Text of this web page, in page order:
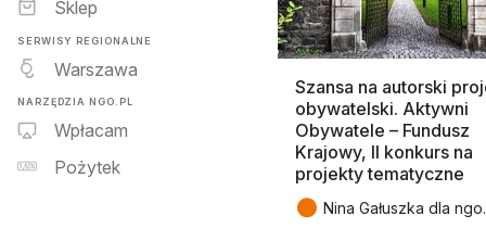
Sklep
SERWISY REGIONALNE
Warszawa
NARZĘDZIA NGO.PL
Wpłacam
Pożytek
Szansa na autorski
obywatelski. Aktywni
Obywatele – Fundusz
Krajowy, II konkurs na
projekty tematyczne
● Nina Gałuszka dla